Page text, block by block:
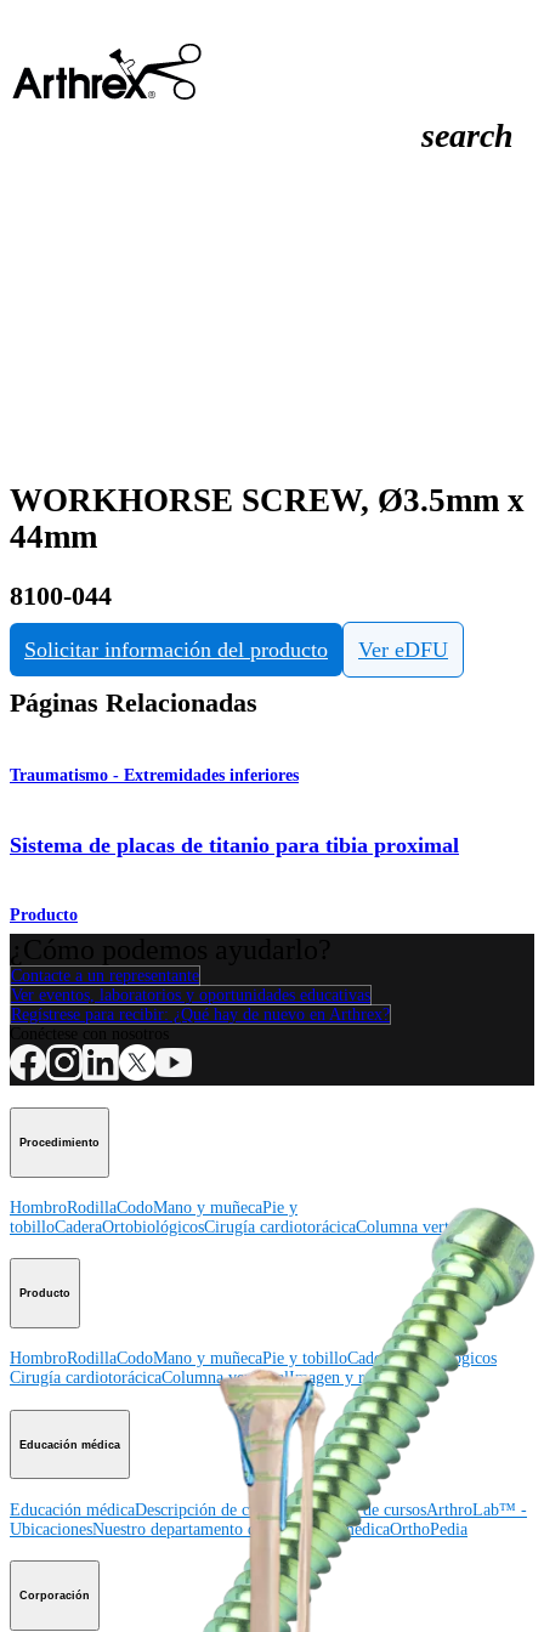
search
WORKHORSE SCREW, Ø3.5mm x
44mm
8100-044
Solicitar información del producto Ver eDFU
Páginas Relacionadas
Traumatismo - Extremidades inferiores
Sistema de placas de titanio para tibia proximal
Producto
Contacte a un representante
Ver eventos, laboratorios y oportunidades educativas
Regístrese para recibir: ¿Qué hay de nuevo en Arthrex?
Procedimiento
HombroRodillaCodoMano y muñecaPie y
tobilloCaderaOrtobiológicosCirugía cardiotorácicaColumna vertebral
Producto
HombroRodillaCodoMano y muñecaPie y tobilloCaderaOrtobiológicos
Cirugía cardiotorácicaColumna vertebralImagen y resección
Educación médica
Educación médicaDescripción de cursos Calendario de cursosArthroLab™ -
UbicacionesNuestro departamento de educación médicaOrthoPedia
Corporación